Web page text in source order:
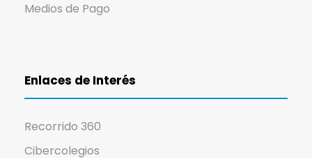
Medios de Pago
Enlaces de Interés
Recorrido 360
Cibercolegios